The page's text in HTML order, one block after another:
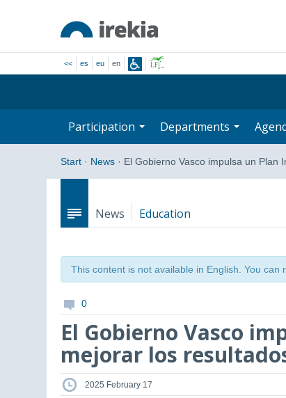
<< es eu en
Participation Departments
Start · News · El Gobierno Vasco impulsa un Plan
News Education
This content is not available in English. You can
0
El Gobierno Vasco
mejorar los
2025 February 17